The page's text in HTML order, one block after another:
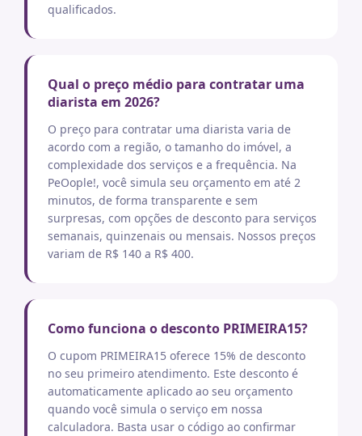
qualificados.
Qual o preço médio para contratar uma
diarista em 2026?
O preço para contratar uma diarista varia de
acordo com a região, o tamanho do imóvel, a
complexidade dos serviços e a frequência. Na
PeOople!, você simula seu orçamento em até 2
minutos, de forma transparente e sem
surpresas, com opções de desconto para serviços
semanais, quinzenais ou mensais. Nossos preços
variam de R$ 140 a R$ 400.
Como funciona o desconto PRIMEIRA15?
O cupom PRIMEIRA15 oferece 15% de desconto
no seu primeiro atendimento. Este desconto é
automaticamente aplicado ao seu orçamento
quando você simula o serviço em nossa
calculadora. Basta usar o código ao confirmar